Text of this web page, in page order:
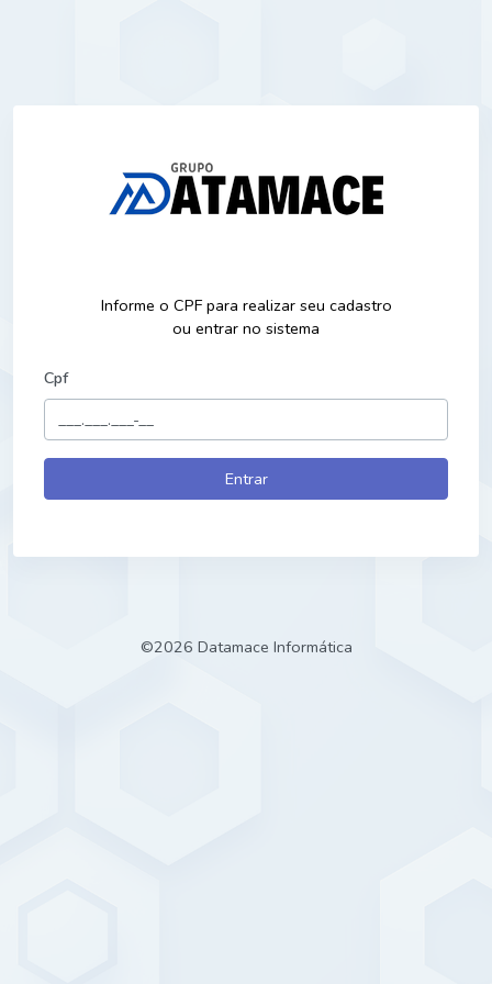
Informe o CPF para realizar seu cadastro
ou entrar no sistema
Cpf
Entrar
©2026 Datamace Informática